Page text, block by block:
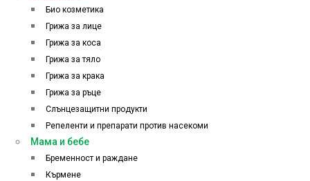
Био козметика
Грижа за лице
Грижа за коса
Грижа за тяло
Грижа за крака
Грижа за ръце
Слънцезащитни продукти
Репеленти и препарати против насекоми
Мама и бебе
Бременност и раждане
Кърмене